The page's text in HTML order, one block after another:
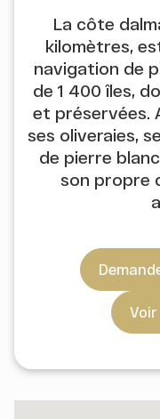
La côte
kilomètres,
navigation de
de 1 400 îles,
et préservées.
ses oliveraies,
de pierre
son propre